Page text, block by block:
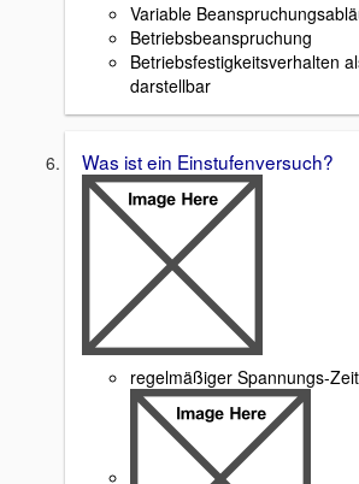
Variable
Betriebsbeanspruchung
Betriebsfestigkeitsverhalten
darstellbar
Was ist ein Einstufenversuch?
regelmäßiger Spannungs-